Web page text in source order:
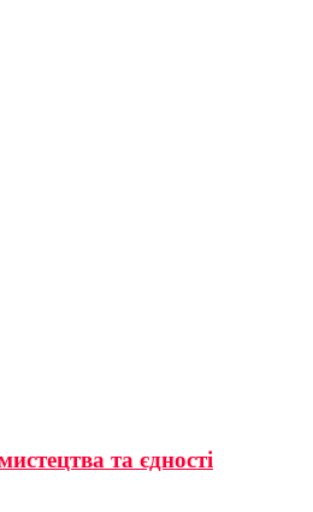
та єдності